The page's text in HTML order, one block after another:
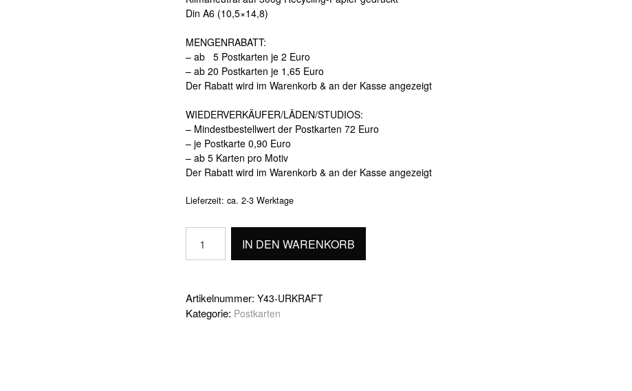
Din A6 (10,5×14,8)
MENGENRABATT:
– ab 5 Postkarten je 2 Euro
– ab 20 Postkarten je 1,65 Euro
Der Rabatt wird im Warenkorb & an der Kasse angezeigt
WIEDERVERKÄUFER/LÄDEN/STUDIOS:
– Mindestbestellwert der Postkarten 72 Euro
– je Postkarte 0,90 Euro
– ab 5 Karten pro Motiv
Der Rabatt wird im Warenkorb & an der Kasse angezeigt
Lieferzeit: ca. 2-3 Werktage
Menge
IN DEN WARENKORB
Artikelnummer: Y43-URKRAFT
Kategorie: Postkarten